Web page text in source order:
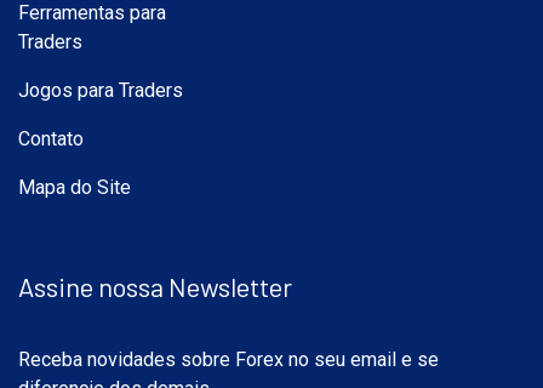
Ferramentas para
Traders
Jogos para Traders
Contato
Mapa do Site
Assine nossa Newsletter
Receba novidades sobre Forex no seu email e se